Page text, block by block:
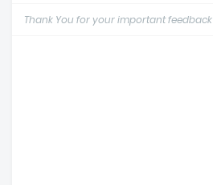
Thank You for your important feedback